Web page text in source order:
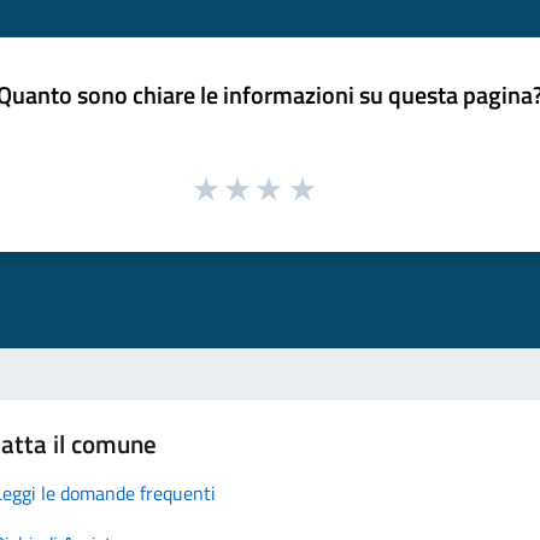
sono chiare le informazioni su questa
il comune
le domande frequenti